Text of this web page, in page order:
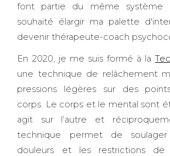
font partie du même système
souhaité élargir ma palette
devenir thérapeute-coach
En 2020, je me suis formé à la
une technique de relâchement
pressions légères sur des
corps. Le corps et le mental sont
agit sur l’autre et
technique permet de
douleurs et les restrictions de